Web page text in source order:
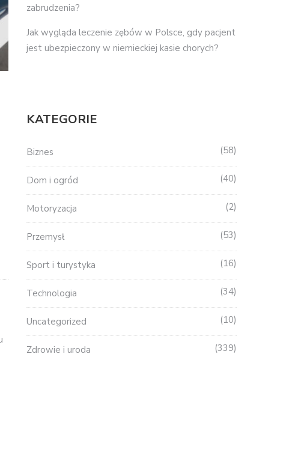
zabrudzenia?
Jak wygląda leczenie zębów w Polsce, gdy pacjent
jest ubezpieczony w niemieckiej kasie chorych?
KATEGORIE
Biznes 58
Dom i ogród 40
Motoryzacja 2
Przemysł 53
Sport i turystyka 16
Technologia 34
Uncategorized 10
Zdrowie i uroda 339